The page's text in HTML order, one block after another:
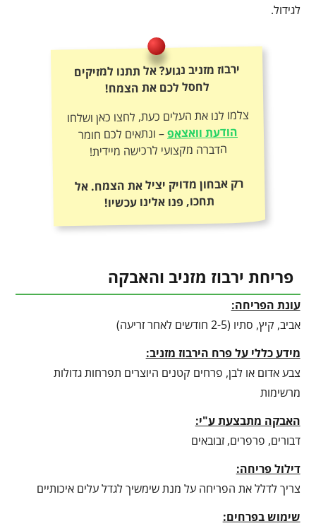
לגידול.
ירבוז מזניב נגוע? אל תתנו למזיקים
לחסל לכם את הצמח!
צלמו לנו את העלים כעת, לחצו כאן ושלחו
הודעת וואצאפ– ונתאים לכם חומר
הדברה מקצועי לרכישה מיידית!
רק אבחון מדויק יציל את הצמח. אל
תחכו, פנו אלינו עכשיו!
פריחת ירבוז מזניב והאבקה
עונת הפריחה:
אביב, קיץ, סתיו (2-5 חודשים לאחר זריעה)
מידע כללי על פרח הירבוז מזניב:
צבע אדום או לבן, פרחים קטנים היוצרים תפרחות גדולות
מרשימות
האבקה מתבצעת ע"י:
דבורים, פרפרים, זבובאים
דילול פריחה:
צריך לדלל את הפריחה על מנת שימשיך לגדל עלים איכותיים
שימוש בפרחים: